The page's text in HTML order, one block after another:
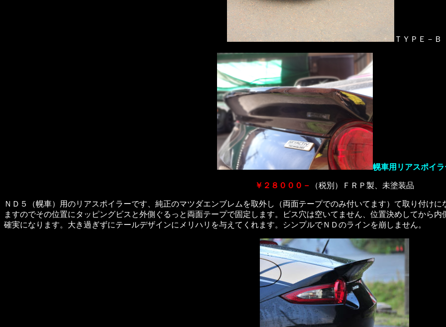
ＴＹＰＥ－Ｂ
幌車用リアスポイラ
￥２８０００－ （税別）ＦＲＰ製、未塗装品
ＮＤ５（幌車）用のリアスポイラーです、純正のマツダエンブレムを取外し（両面テープでのみ付いてます）て取り付け
ますのでその位置にタッピングビスと外側ぐるっと両面テープで固定します。ビス穴は空いてません、位置決めしてから
確実になります。大き過ぎずにテールデザインにメリハリを与えてくれます。シンプルでＮＤのラインを崩しません。